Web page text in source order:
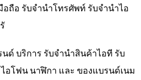
ถือ รับจำนำโทรศัพท์ รับจำนำไอ
นด์ บริการ รับจำนำสินค้าไอที รับ
อโฟน นาฬิกา และ ของแบรนด์เนม